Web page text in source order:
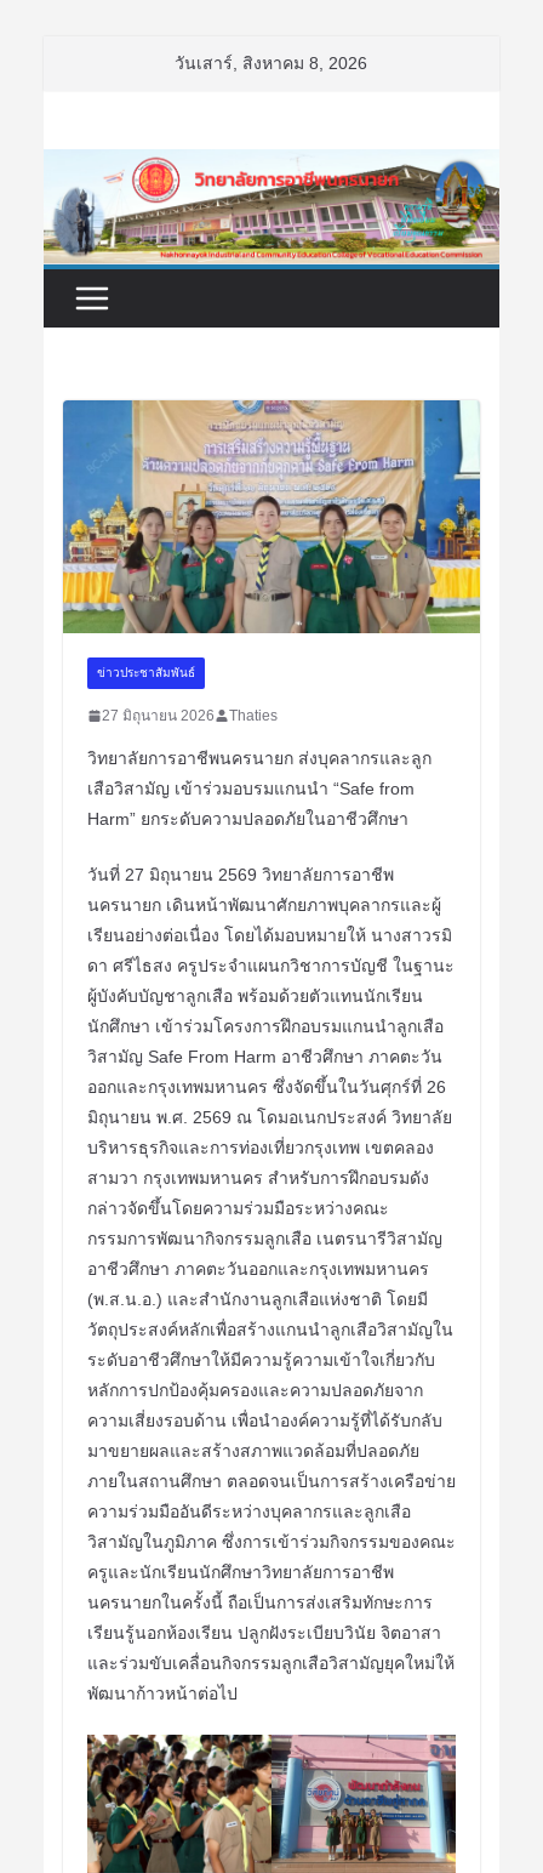
วันเสาร์, สิงหาคม 8, 2026
ข่าวประชาสัมพันธ์
27 มิถุนายน 2026 Thaties
วิทยาลัยการอาชีพนครนายก ส่งบุคลากรและลูก
เสือวิสามัญ เข้าร่วมอบรมแกนนำ “Safe from
Harm” ยกระดับความปลอดภัยในอาชีวศึกษา
วันที่ 27 มิถุนายน 2569 วิทยาลัยการอาชีพ
นครนายก เดินหน้าพัฒนาศักยภาพบุคลากรและผู้
เรียนอย่างต่อเนื่อง โดยได้มอบหมายให้ นางสาวรมิ
ดา ศรีไธสง ครูประจำแผนกวิชาการบัญชี ในฐานะ
ผู้บังคับบัญชาลูกเสือ พร้อมด้วยตัวแทนนักเรียน
นักศึกษา เข้าร่วมโครงการฝึกอบรมแกนนำลูกเสือ
วิสามัญ Safe From Harm อาชีวศึกษา ภาคตะวัน
ออกและกรุงเทพมหานคร ซึ่งจัดขึ้นในวันศุกร์ที่ 26
มิถุนายน พ.ศ. 2569 ณ โดมอเนกประสงค์ วิทยาลัย
บริหารธุรกิจและการท่องเที่ยวกรุงเทพ เขตคลอง
สามวา กรุงเทพมหานคร สำหรับการฝึกอบรมดัง
กล่าวจัดขึ้นโดยความร่วมมือระหว่างคณะ
กรรมการพัฒนากิจกรรมลูกเสือ เนตรนารีวิสามัญ
อาชีวศึกษา ภาคตะวันออกและกรุงเทพมหานคร
(พ.ส.น.อ.) และสำนักงานลูกเสือแห่งชาติ โดยมี
วัตถุประสงค์หลักเพื่อสร้างแกนนำลูกเสือวิสามัญใน
ระดับอาชีวศึกษาให้มีความรู้ความเข้าใจเกี่ยวกับ
หลักการปกป้องคุ้มครองและความปลอดภัยจาก
ความเสี่ยงรอบด้าน เพื่อนำองค์ความรู้ที่ได้รับกลับ
มาขยายผลและสร้างสภาพแวดล้อมที่ปลอดภัย
ภายในสถานศึกษา ตลอดจนเป็นการสร้างเครือข่าย
ความร่วมมืออันดีระหว่างบุคลากรและลูกเสือ
วิสามัญในภูมิภาค ซึ่งการเข้าร่วมกิจกรรมของคณะ
ครูและนักเรียนนักศึกษาวิทยาลัยการอาชีพ
นครนายกในครั้งนี้ ถือเป็นการส่งเสริมทักษะการ
เรียนรู้นอกห้องเรียน ปลูกฝังระเบียบวินัย จิตอาสา
และร่วมขับเคลื่อนกิจกรรมลูกเสือวิสามัญยุคใหม่ให้
พัฒนาก้าวหน้าต่อไป